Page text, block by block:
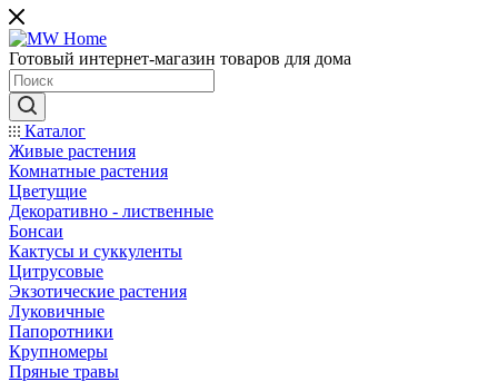
Готовый интернет-магазин товаров для дома
Каталог
Живые растения
Комнатные растения
Цветущие
Декоративно - лиственные
Бонсаи
Кактусы и суккуленты
Цитрусовые
Экзотические растения
Луковичные
Папоротники
Крупномеры
Пряные травы